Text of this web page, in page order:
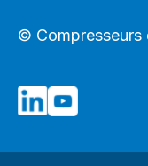
© Compresseurs